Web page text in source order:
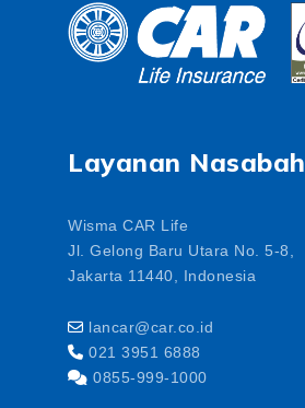
Layanan Nasabah
Wisma CAR Life
Jl. Gelong Baru Utara No. 5-8,
Jakarta 11440, Indonesia
lancar@car.co.id
021 3951 6888
0855-999-1000